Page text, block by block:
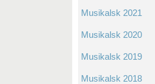
Musikalsk 2021
Musikalsk 2020
Musikalsk 2019
Musikalsk 2018